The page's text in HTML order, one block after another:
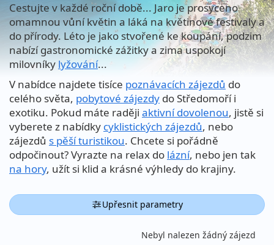
Cestujte v každé roční době... Jaro je prosyceno
omamnou vůní květin a láká na květinové festivaly a
do přírody. Léto je jako stvořené ke koupání, podzim
nabízí gastronomické zážitky a zima uspokojí
milovníky lyžování...
V nabídce najdete tisíce poznávacích zájezdů do
celého světa, pobytové zájezdy do Středomoří i
exotiku. Pokud máte raději aktivní dovolenou, jistě si
vyberete z nabídky cyklistických zájezdů, nebo
zájezdů s pěší turistikou. Chcete si pořádně
odpočinout? Vyrazte na relax do lázní, nebo jen tak
na hory, užít si klid a krásné výhledy do krajiny.
Upřesnit parametry
Nebyl nalezen žádný zájezd